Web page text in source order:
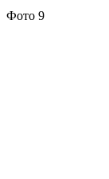
Фото 9